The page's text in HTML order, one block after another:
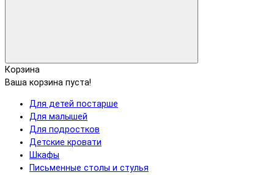
Корзина
Ваша корзина пуста!
Для детей постарше
Для малышей
Для подростков
Детские кровати
Шкафы
Письменные столы и стулья